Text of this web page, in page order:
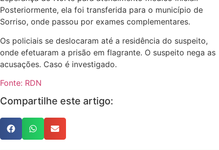
Posteriormente, ela foi transferida para o município de
Sorriso, onde passou por exames complementares.
Os policiais se deslocaram até a residência do suspeito,
onde efetuaram a prisão em flagrante. O suspeito nega as
acusações. Caso é investigado.
Fonte: RDN
Compartilhe este artigo: